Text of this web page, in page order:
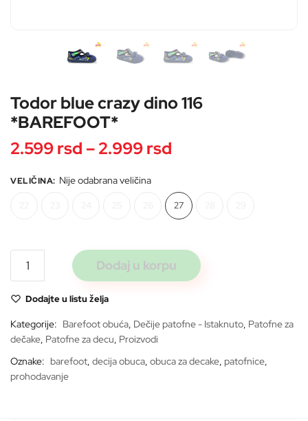
Todor blue crazy dino 116
*BAREFOOT*
2.599rsd –2.999rsd
od
2.599 rsd
do
2.999 rsd
VELIČINA: Nije odabrana veličina
27
blue
dino
116
*BAREFOOT*
količina
Dodaj u korpu
Dodajte u listu želja
Kategorije: Barefoot obuća, Dečije patofne - Istaknuto, Patofne za
dečake, Patofne za decu, Proizvodi
Oznake: barefoot, decija obuca, obuca za decake, patofnice,
prohodavanje